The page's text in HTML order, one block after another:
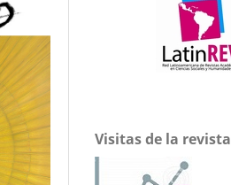
Visitas de la revista